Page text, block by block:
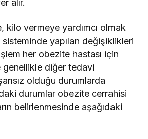
alır.
kilo vermeye yardımcı olmak
sisteminde yapılan değişiklikleri
her obezite hastası için
diğer tedavi
olduğu durumlarda
durumlar obezite cerrahisi
belirlenmesinde aşağıdaki